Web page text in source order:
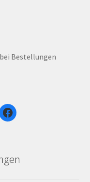
Bestellungen
Facebook